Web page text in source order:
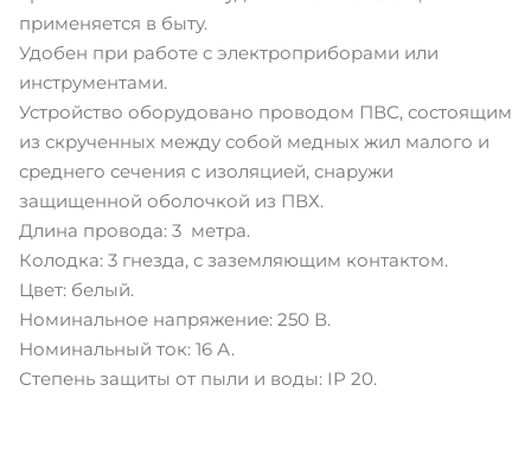
применяется в быту.
Удобен при работе с электроприборами или
инструментами.
Устройство оборудовано проводом ПВС, состоящим
из скрученных между собой медных жил малого и
среднего сечения с изоляцией, снаружи
защищенной оболочкой из ПВХ.
Длина провода: 3 метра.
Колодка: 3 гнезда, с заземляющим контактом.
Цвет: белый.
Номинальное напряжение: 250 В.
Номинальный ток: 16 А.
Степень защиты от пыли и воды: IP 20.